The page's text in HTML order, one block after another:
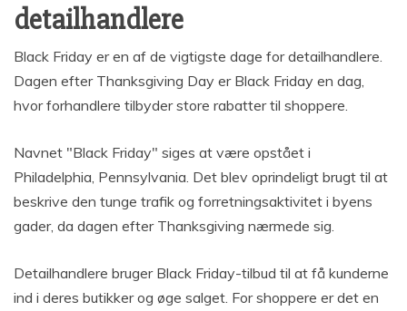
detailhandlere
Black Friday er en af de vigtigste dage for detailhandlere.
Dagen efter Thanksgiving Day er Black Friday en dag,
hvor forhandlere tilbyder store rabatter til shoppere.
Navnet "Black Friday" siges at være opstået i
Philadelphia, Pennsylvania. Det blev oprindeligt brugt til at
beskrive den tunge trafik og forretningsaktivitet i byens
gader, da dagen efter Thanksgiving nærmede sig.
Detailhandlere bruger Black Friday-tilbud til at få kunderne
ind i deres butikker og øge salget. For shoppere er det en